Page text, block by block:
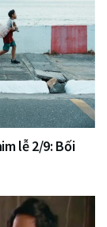
lễ 2/9: Bối